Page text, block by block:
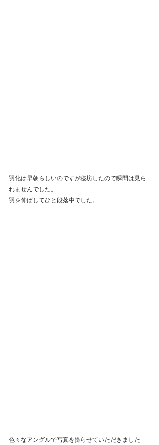
羽化は早朝らしいのですが寝坊したので瞬間は見ら
れませんでした。
羽を伸ばしてひと段落中でした。
色々なアングルで写真を撮らせていただきました